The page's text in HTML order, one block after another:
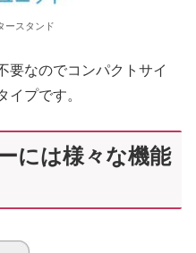
ースタンド
要なのでコンパクトサイ
イプです。
には様々な機能